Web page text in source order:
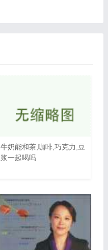
牛奶能和茶,咖啡,巧克力,豆
浆一起喝吗